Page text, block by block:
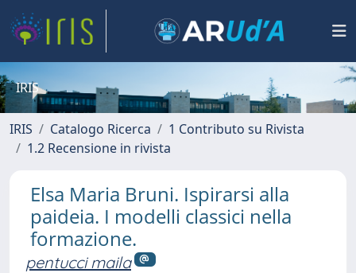
IRIS
IRIS Catalogo Ricerca
1 Contributo su Rivista
1.2 Recensione in rivista
Elsa Maria Bruni. Ispirarsi alla
paideia. I modelli classici nella
formazione.
pentucci maila